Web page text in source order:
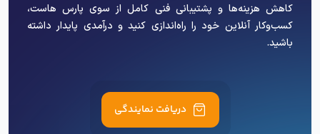
کاهش هزینه‌ها و پشتیبانی فنی کامل از سوی پارس هاست،
کسب‌وکار آنلاین خود را راه‌اندازی کنید و درآمدی پایدار داشته
باشید.
دریافت نمایندگی